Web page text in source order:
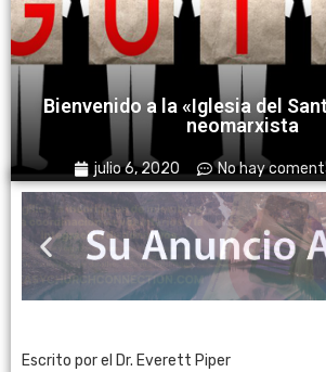
Bienvenido a la «Iglesia del
neomarxista
julio 6, 2020 No hay
Escrito por el Dr. Everett Piper